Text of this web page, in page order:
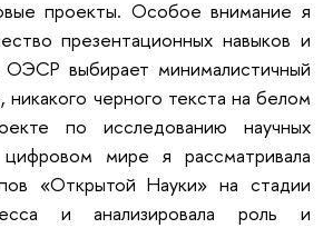
проекты. Особое внимание я
презентационных навыков и
ОЭСР выбирает минималистичный
никакого черного текста на белом
по исследованию научных
мире я рассматривала
«Открытой Науки» на стадии
и анализировала роль и